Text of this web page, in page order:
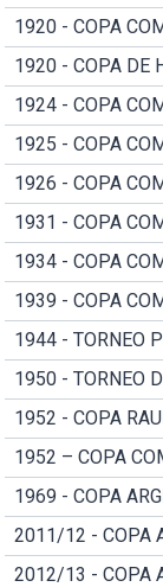
1920 - COPA
1920 - COPA DE
1924 - COPA
1925 - COPA
1926 - COPA
1931 - COPA
1934 - COPA
1939 - COPA
1944 - TORNEO
1950 - TORNEO
1952 - COPA
1952 – COPA
1969 - COPA
2011/12 - COPA
2012/13 - COPA